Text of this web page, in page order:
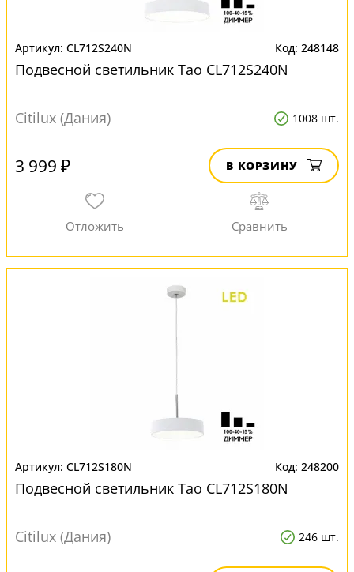
CL712S240N 248148
Подвесной светильник Тао CL712S240N
Citilux (Дания) 1008 шт.
3 999 ₽ В КОРЗИНУ
CL712S180N 248200
Подвесной светильник Тао CL712S180N
Citilux (Дания) 246 шт.